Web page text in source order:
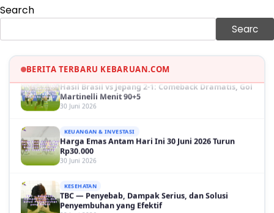
Search
Searc
BERITA TERBARU KEBARUAN.COM
Sinopsis Film Marauders, Misteri Perampokan
OLAH RAGA
Martinelli Menit 90+5
30 Juni 2026
Harga Emas Antam Hari Ini 30 Juni 2026 Turun
Rp30.000
30 Juni 2026
TBC — Penyebab, Dampak Serius, dan Solusi
Penyembuhan yang Efektif
29 Juni 2026